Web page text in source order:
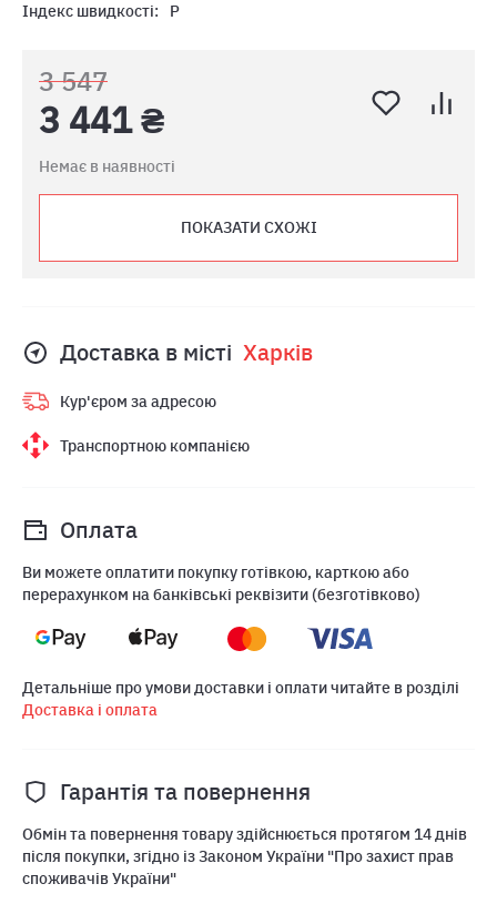
Індекс швидкості:
P
3 547
3 441 ₴
Немає в наявності
ПОКАЗАТИ СХОЖІ
Доставка в місті Харкiв
Кур'єром за адресою
Транспортною компанією
Оплата
Ви можете оплатити покупку готівкою, карткою або
перерахунком на банківські реквізити (безготівково)
Детальніше про умови доставки і оплати читайте в розділі
Доставка і оплата
Гарантія та повернення
Обмін та повернення товару здійснюється протягом 14 днів
після покупки, згідно із Законом України "Про захист прав
споживачів України"